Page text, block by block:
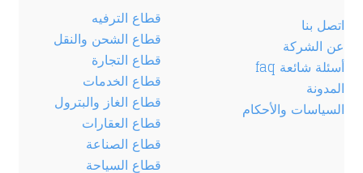
اتصل بنا
عن الشركة
أسئلة شائعة faq
المدونة
السياسات والأحكام
قطاع الترفيه
قطاع الشحن والنقل
قطاع التجارة
قطاع الخدمات
قطاع الغاز والبترول
قطاع العقارات
قطاع الصناعة
قطاع السياحة